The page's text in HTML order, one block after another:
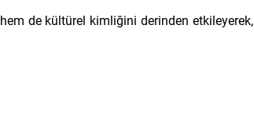
de kültürel kimliğini derinden etkileyerek,